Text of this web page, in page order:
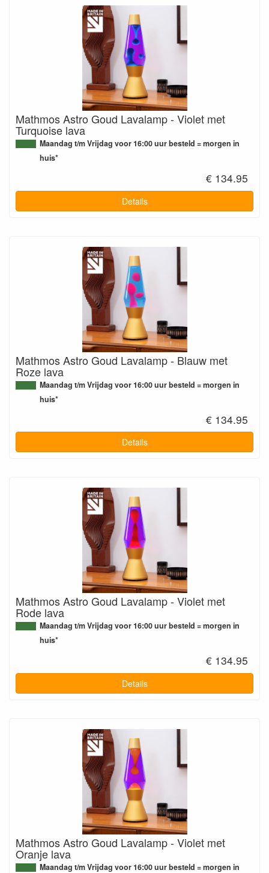
Mathmos Astro Goud Lavalamp - Violet met
Turquoise lava
Maandag t/m Vrijdag voor 16:00 uur besteld = morgen in
huis*
€ 134.95
Details
Mathmos Astro Goud Lavalamp - Blauw met
Roze lava
Maandag t/m Vrijdag voor 16:00 uur besteld = morgen in
huis*
€ 134.95
Details
Mathmos Astro Goud Lavalamp - Violet met
Rode lava
Maandag t/m Vrijdag voor 16:00 uur besteld = morgen in
huis*
€ 134.95
Details
Mathmos Astro Goud Lavalamp - Violet met
Oranje lava
Maandag t/m Vrijdag voor 16:00 uur besteld = morgen in